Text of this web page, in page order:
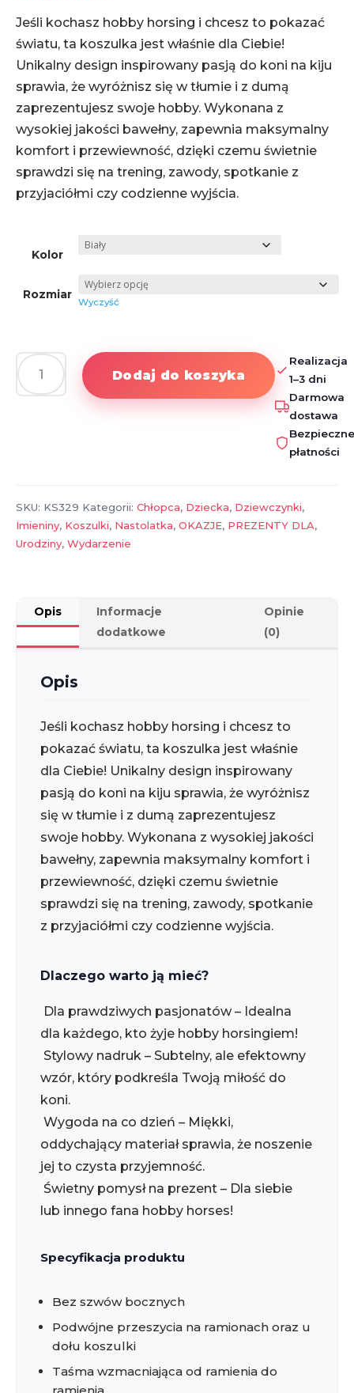
Jeśli kochasz hobby horsing i chcesz to pokazać
światu, ta koszulka jest właśnie dla Ciebie!
Unikalny design inspirowany pasją do koni na kiju
sprawia, że wyróżnisz się w tłumie i z dumą
zaprezentujesz swoje hobby. Wykonana z
wysokiej jakości bawełny, zapewnia maksymalny
komfort i przewiewność, dzięki czemu świetnie
sprawdzi się na trening, zawody, spotkanie z
przyjaciółmi czy codzienne wyjścia.
Kolor
Rozmiar
Wyczyść
ilość
Koszulka
Styl,
Pasja
i
Dodaj do koszyka
Realizacja
1–3 dni
Darmowa
dostawa
Bezpieczne
płatności
SKU: KS329 Kategorii: Chłopca, Dziecka, Dziewczynki,
Imieniny, Koszulki, Nastolatka, OKAZJE, PREZENTY DLA,
Urodziny, Wydarzenie
Opis
Informacje
dodatkowe
Opinie
(0)
Opis
Jeśli kochasz hobby horsing i chcesz to
pokazać światu, ta koszulka jest właśnie
dla Ciebie! Unikalny design inspirowany
pasją do koni na kiju sprawia, że wyróżnisz
się w tłumie i z dumą zaprezentujesz
swoje hobby. Wykonana z wysokiej jakości
bawełny, zapewnia maksymalny komfort i
przewiewność, dzięki czemu świetnie
sprawdzi się na trening, zawody, spotkanie
z przyjaciółmi czy codzienne wyjścia.
Dlaczego warto ją mieć?
Dla prawdziwych pasjonatów – Idealna
dla każdego, kto żyje hobby horsingiem!
Stylowy nadruk – Subtelny, ale efektowny
wzór, który podkreśla Twoją miłość do
koni.
Wygoda na co dzień – Miękki,
oddychający materiał sprawia, że noszenie
jej to czysta przyjemność.
Świetny pomysł na prezent – Dla siebie
lub innego fana hobby horses!
Specyfikacja produktu
Bez szwów bocznych
Podwójne przeszycia na ramionach oraz u
dołu koszulki
Taśma wzmacniająca od ramienia do